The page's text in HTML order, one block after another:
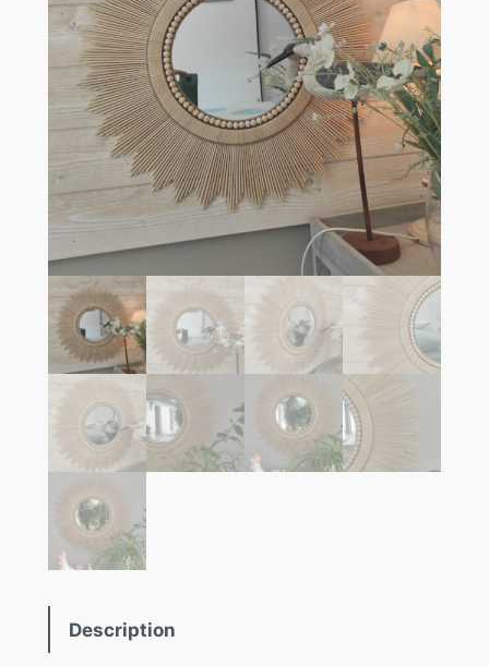
Description